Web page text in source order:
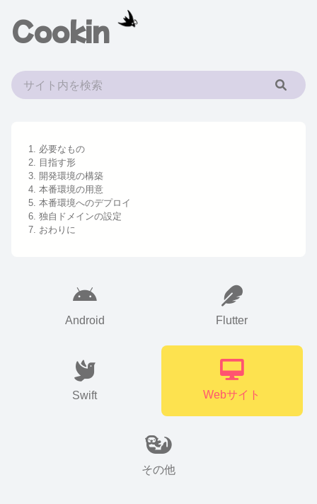
Cookin
1. 必要なもの
2. 目指す形
3. 開発環境の構築
4. 本番環境の用意
5. 本番環境へのデプロイ
6. 独自ドメインの設定
7. おわりに
Android Flutter
Swift Webサイト
その他